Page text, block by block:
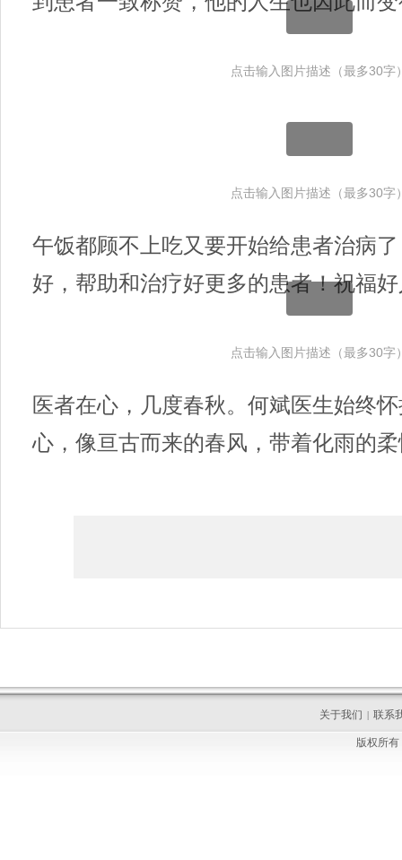
点击输入图片描述（最多30字
点击输入图片描述（最多30字
午饭都顾不上吃又要开始给患者治病
好，帮助和治疗好更多的患者！祝福
点击输入图片描述（最多30字
医者在心，几度春秋。何斌医生始终
心，像亘古而来的春风，带着化雨的
关于我们 | 联系
版权所